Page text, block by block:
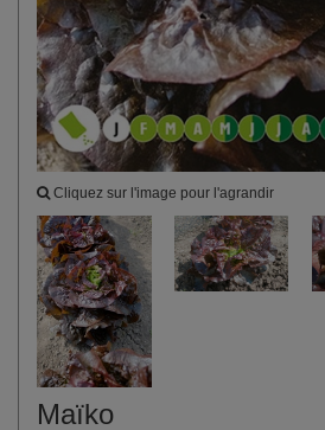
Cliquez sur l'image pour l'agrandir
Maïko